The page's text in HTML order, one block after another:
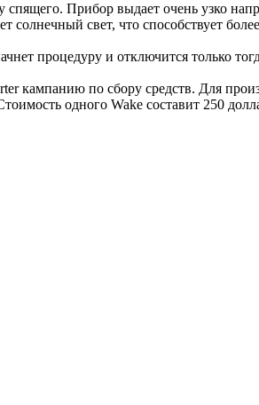
спящего. Прибор выдает очень узко
свет, что способствует
процедуру и отключится только
кампанию по сбору средств. Для
одного Wake составит 250